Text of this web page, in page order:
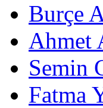
Burçe
Ahmet
Semin
Fatma